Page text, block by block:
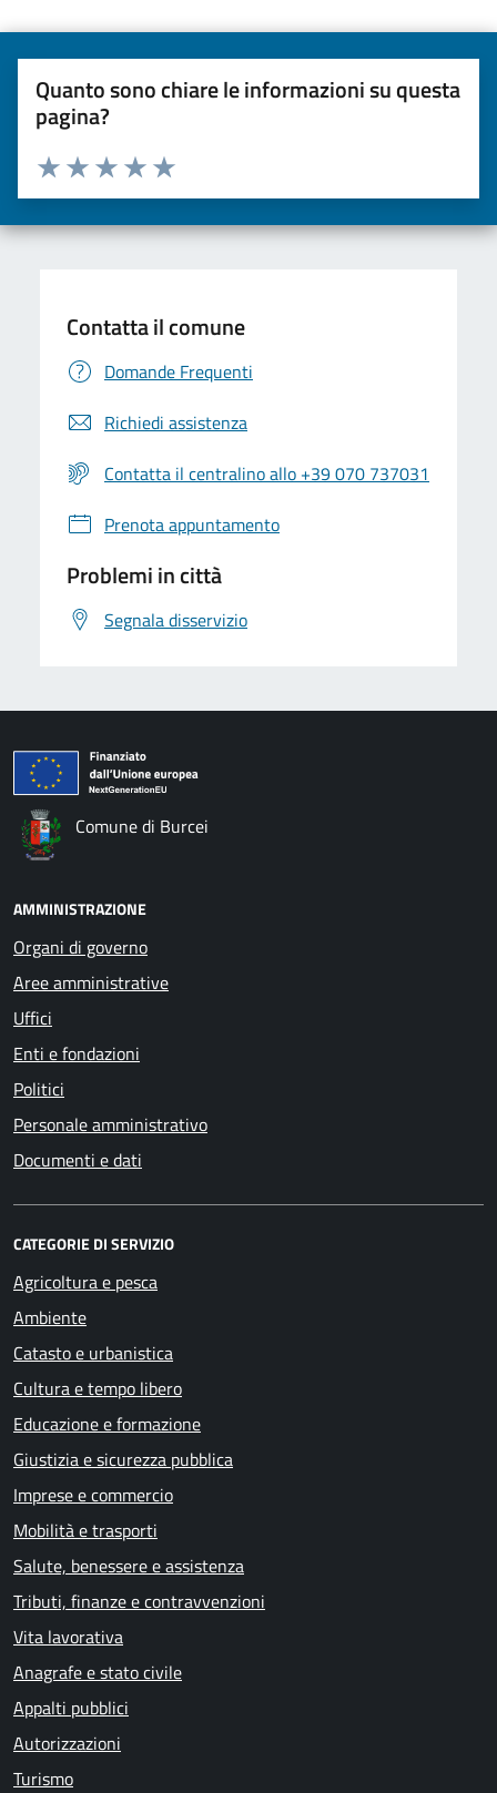
Quanto sono chiare le informazioni su questa
pagina?
Valuta da 1 a 5 stelle la pagina
Valuta 5 stelle su 5
Valuta 4 stelle su 5
Valuta 3 stelle su 5
Valuta 2 stelle su 5
Valuta una stella su 5
Contatta il comune
Domande Frequenti
Richiedi assistenza
Contatta il centralino allo +39 070 737031
Prenota appuntamento
Problemi in città
Segnala disservizio
Comune di Burcei
AMMINISTRAZIONE
Organi di governo
Aree amministrative
Uffici
Enti e fondazioni
Politici
Personale amministrativo
Documenti e dati
CATEGORIE DI SERVIZIO
Agricoltura e pesca
Ambiente
Catasto e urbanistica
Cultura e tempo libero
Educazione e formazione
Giustizia e sicurezza pubblica
Imprese e commercio
Mobilità e trasporti
Salute, benessere e assistenza
Tributi, finanze e contravvenzioni
Vita lavorativa
Anagrafe e stato civile
Appalti pubblici
Autorizzazioni
Turismo